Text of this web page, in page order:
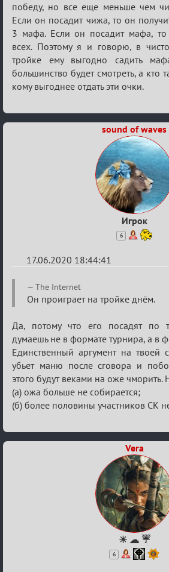
победу, но все еще меньше чем
Если он посадит чижа, то он
3 мафа. Если он посадит мафа,
всех. Поэтому я и говорю, в
тройке ему выгодно садить
большинство будет смотреть, а
кому выгоднее отдать эти очки.
sound of waves
Игрок
6
17.06.2020 18:44:41
Re:
Семейный
The Internet
Он проиграет на тройке днём.
Да, потому что его посадят по
думаешь не в формате турнира, а в
Единственный аргумент на твоей
убьет маню после сговора и
этого будут веками на оже чморить.
(а) ожа больше не собирается;
(б) более половины участников СК
Vera
☀ ☁ ☔
6